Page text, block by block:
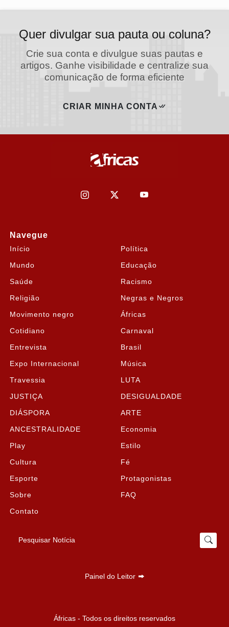
Quer divulgar sua pauta ou coluna?
Crie sua conta e divulgue suas pautas e
artigos. Ganhe visibilidade e centralize sua
comunicação de forma eficiente
CRIAR MINHA CONTA
Navegue
Início Política
Mundo Educação
Saúde Racismo
Religião Negras e Negros
Movimento negro Áfricas
Cotidiano Carnaval
Entrevista Brasil
Expo Internacional Música
Travessia LUTA
JUSTIÇA DESIGUALDADE
DIÁSPORA ARTE
ANCESTRALIDADE Economia
Play Estilo
Cultura Fé
Esporte Protagonistas
Sobre FAQ
Contato
Pesquisar Notícia
Painel do Leitor
Áfricas - Todos os direitos reservados
Esse site utiliza cookies para melhorar sua experiência